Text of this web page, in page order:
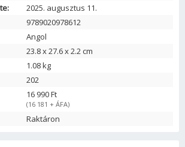
2025. augusztus 11.
9789020978612
Angol
23.8x27.6x2.2cm
1.08 kg
202
16 990 Ft
(16 181 + ÁFA)
Raktáron